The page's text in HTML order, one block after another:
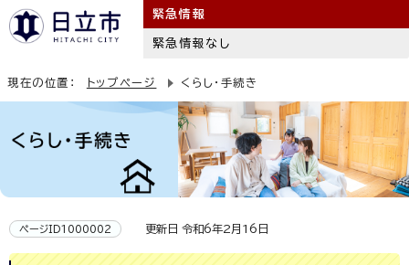
緊急情報
緊急情報なし
現在の位置： トップページ くらし・手続き
ページID1000002 更新日 令和6年2月16日